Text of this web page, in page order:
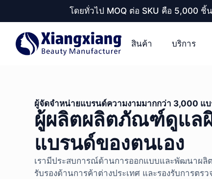
โดยทั่วไป MOQ ต่อ SKU คือ 5,000
สินค้า บริการ
ผู้จัดจำหน่ายแบรนด์ความงามมากกว่า 3,000 แ
ผู้ผลิตผลิตภัณฑ์ดูแล
แบรนด์ของตนเอง
เรามีประสบการณ์ด้านการออกแบบและพัฒนาผ
รับรองด้านการค้าต่างประเทศ และรองรับการตร